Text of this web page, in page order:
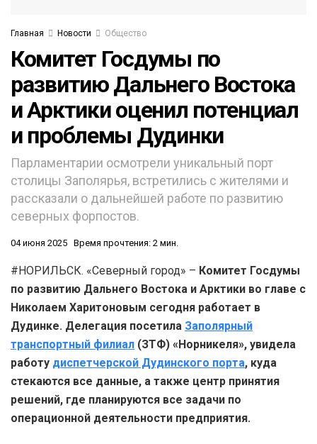
Главная Новости Общество
Комитет Госдумы по
развитию Дальнего Востока
и Арктики оценил потенциал
и проблемы Дудинки
Парламентарии осмотрели уникальный порт
столицы Заполярья, встретились с жителями и
рассказали о дальнейшей работе по развитию
северных форпостов.
04 июня 2025 Время прочтения: 2 мин.
#НОРИЛЬСК. «Северный город» – Комитет Госдумы
по развитию Дальнего Востока и Арктики во главе с
Николаем Харитоновым сегодня работает в
Дудинке. Делегация посетила Заполярный
транспортный филиал (ЗТФ) «Норникеля», увидела
работу диспетчерской Дудинского порта, куда
стекаются все данные, а также центр принятия
решений, где планируются все задачи по
операционной деятельности предприятия.